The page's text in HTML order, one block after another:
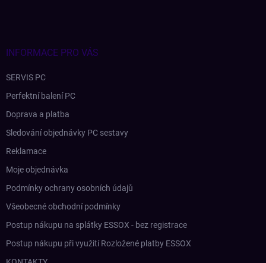
INFORMACE PRO VÁS
SERVIS PC
Perfektní balení PC
Doprava a platba
Sledování objednávky PC sestavy
Reklamace
Moje objednávka
Podmínky ochrany osobních údajů
Všeobecné obchodní podmínky
Postup nákupu na splátky ESSOX - bez registrace
Postup nákupu při využití Rozložené platby ESSOX